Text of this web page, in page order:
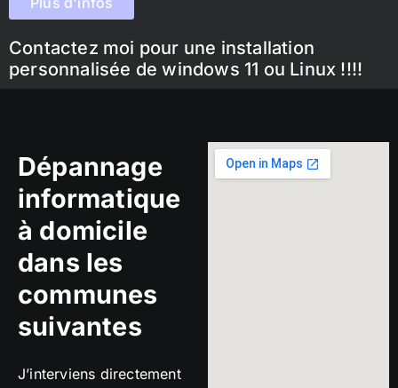
Contactez moi pour une installation
personnalisée de windows 11 ou Linux !!!!
Dépannage
informatique
à domicile
dans les
communes
suivantes
J’interviens directement